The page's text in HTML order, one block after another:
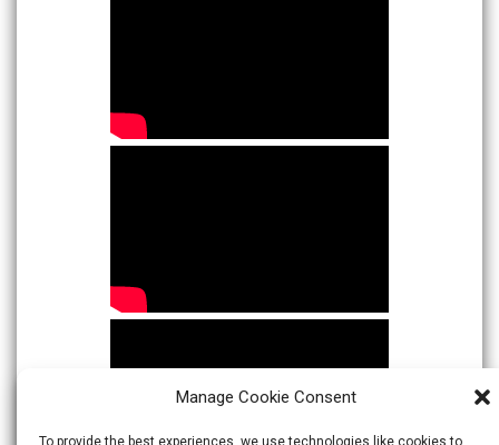
Manage Cookie Consent
To provide the best experiences, we use technologies like cookies to